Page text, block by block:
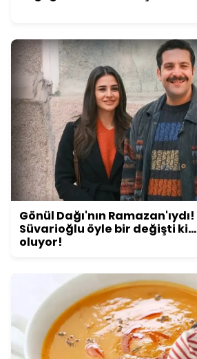
Gönül Dağı'nın
Süvarioğlu öyle bir değişti
oluyor!